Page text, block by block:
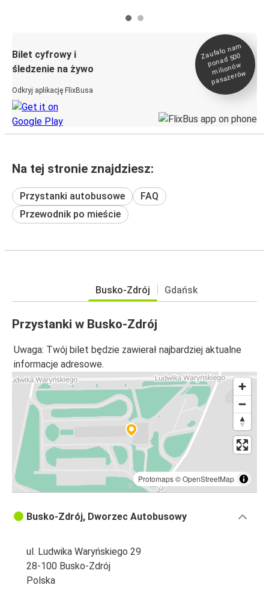
Bilet cyfrowy i
śledzenie na żywo
Odkryj aplikację FlixBusa
Zaufało na
m
ponad 500
milionó
w
pasażeró
w
Na tej stronie znajdziesz:
Przystanki autobusowe
FAQ
Przewodnik po mieście
Busko-Zdrój Gdańsk
Przystanki w Busko-Zdrój
Uwaga: Twój bilet będzie zawierał najbardziej aktualne
informacje adresowe.
Protomaps©OpenStreetMap
Busko-Zdrój, Dworzec Autobusowy
ul. Ludwika Waryńskiego 29
28-100 Busko-Zdrój
Polska